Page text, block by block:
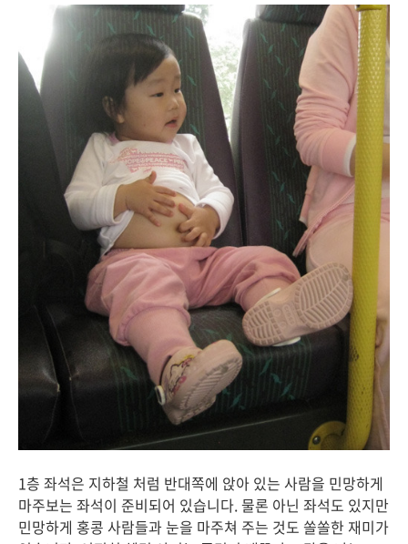
1층 좌석은 지하철 처럼 반대쪽에 앉아 있는 사람을 민망하게
마주보는 좌석이 준비되어 있습니다. 물론 아닌 좌석도 있지만
민망하게 홍콩 사람들과 눈을 마주쳐 주는 것도 쏠쏠한 재미가